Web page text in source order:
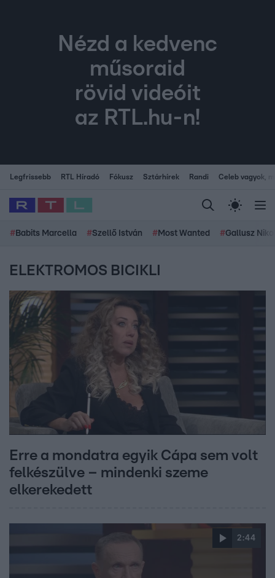
Nézd a kedvenc
műsoraid
rövid videóit
az RTL.hu-n!
Legfrissebb RTL Híradó Fókusz Sztárhírek Randi Celeb vagyok,
# Babits Marcella #Szellő István # Most Wanted #Gallusz
ELEKTROMOS BICIKLI
Erre a mondatra egyik Cápa sem volt
felkészülve – mindenki szeme
elkerekedett
2:44